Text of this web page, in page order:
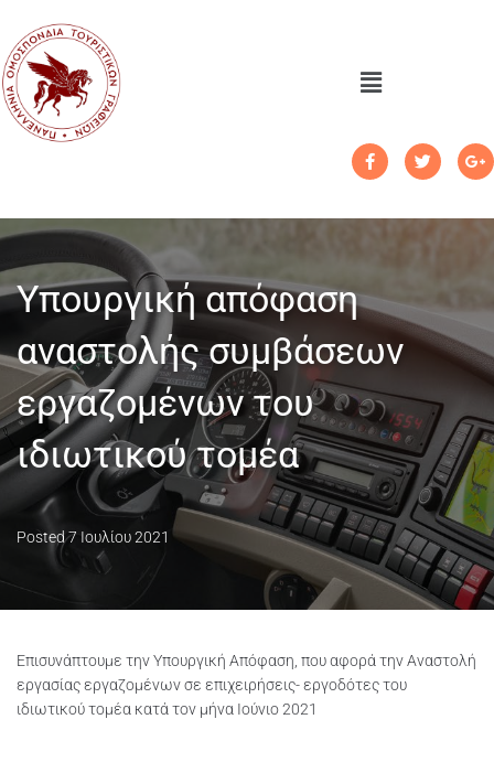
Υπουργική απόφαση
αναστολής συμβάσεων
εργαζομένων του
ιδιωτικού τομέα
Posted7 Ιουλίου 2021
Επισυνάπτουμε την Υπουργική Απόφαση, που αφορά την Αναστολή
εργασίας εργαζομένων σε επιχειρήσεις- εργοδότες του
ιδιωτικού τομέα κατά τον μήνα Ιούνιο 2021